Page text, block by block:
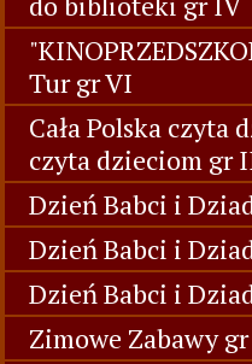
Tur gr VI
Cała Polska czyta
czyta dzieciom gr
Dzień Babci i
Dzień Babci i
Dzień Babci i
Zimowe Zabawy